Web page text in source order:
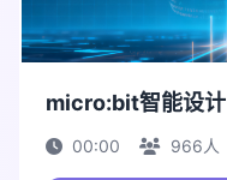
micro:bit智能设计
00:00 966人